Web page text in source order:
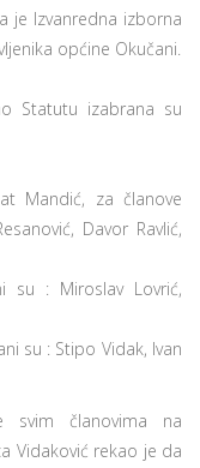
je Izvanredna izborna
općine Okučani.
Statutu izabrana su
Mandić, za članove
Davor Ravlić,
su : Miroslav Lovrić,
su : Stipo Vidak, Ivan
svim članovima na
Vidaković rekao je da